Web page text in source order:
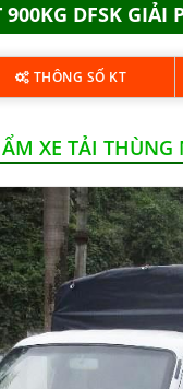
DFSK GIẢI
THÔNG SỐ KT
XE TẢI